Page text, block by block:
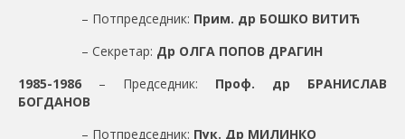
– Потпредседник: Прим. др БОШКО ВИТИЋ
– Секретар: Др ОЛГА ПОПОВ ДРАГИН
1985-1986 – Председник: Проф. др БРАНИСЛАВ
БОГДАНОВ
– Потпредседник: Пук. Др МИЛИНКО